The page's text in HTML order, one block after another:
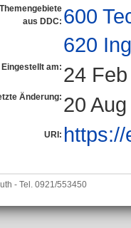
Themengebiete
aus DDC: 600
620
Eingestellt am: 24
Änderung: 20
URI:
- Tel. 0921/553450